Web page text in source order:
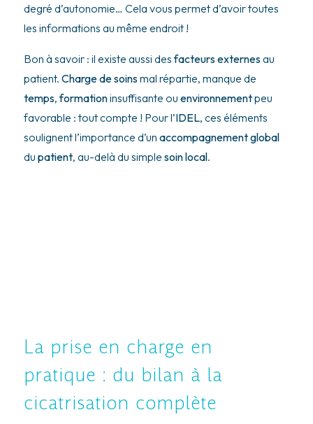
degré d’autonomie… Cela vous permet d’avoir toutes
les informations au même endroit !
Bon à savoir : il existe aussi desfacteurs externesau
patient. Charge de soinsmal répartie, manque de
temps,formationinsuffisante ou environnementpeu
favorable : tout compte ! Pour l’IDEL, ces éléments
soulignent l’importance d’un accompagnement global
du patient, au-delà du simple soin local.
La prise en charge en
pratique : du bilan à la
cicatrisation complète